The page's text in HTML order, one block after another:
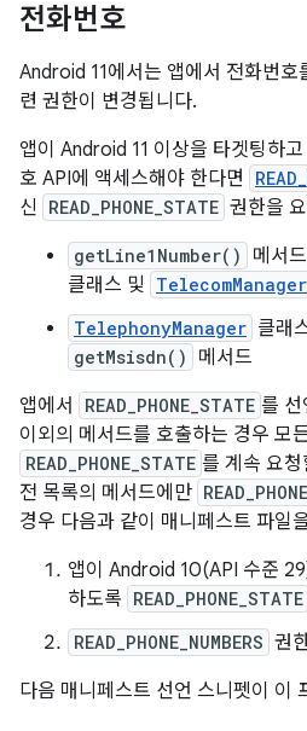
전화번호
Android 11에서는 앱에서 전화번호
련 권한이 변경됩니다.
앱이 Android 11 이상을 타겟팅하
호 API에 액세스해야 한다면
신 READ_PHONE_STATE 권한을
getLine1Number() 메서
클래스 및 TelecomManager
TelephonyManager 클래
getMsisdn()
메서드
앱에서
READ_PHONE_STATE 를 선
이외의 메서드를 호출하는 경우 모
READ_PHONE_STATE 를 계속 요청
전 목록의 메서드에만
경우 다음과 같이 매니페스트 파일
앱이 Android 10(API 수준
하도록 READ_PHONE_STATE
READ_PHONE_NUMBERS 권
다음 매니페스트 선언 스니펫이 이